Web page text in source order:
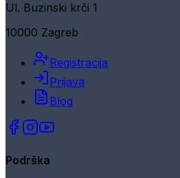
Ul. Buzinski krči 1
10000 Zagreb
Registracija
Prijava
Blog
Podrška